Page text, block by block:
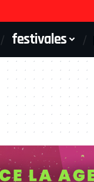
festivales